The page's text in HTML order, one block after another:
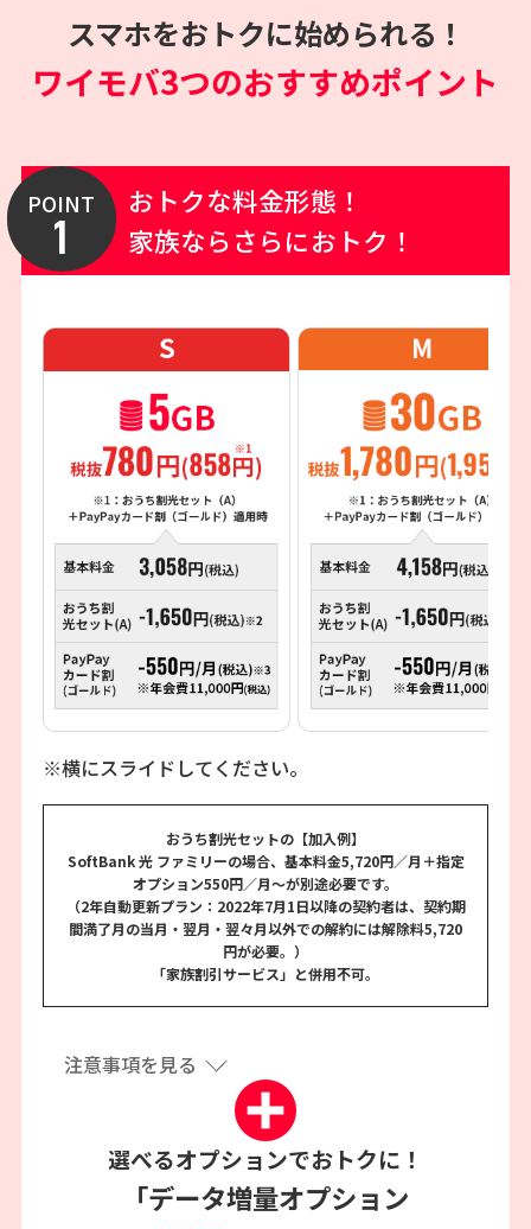
スマホをおトクに始められる！
ワイモバ3つのおすすめポイント
POINT
1
おトクな料金形態！
家族ならさらにおトク！
※横にスライドしてください。
おうち割光セットの【加入例】
SoftBank 光 ファミリーの場合、基本料金5,720円／月＋指定
オプション550円／月～が別途必要です。
（2年自動更新プラン：2022年7月1日以降の契約者は、 契約期
間満了月の当月・翌月・翌々月以外での解約には解除料5,720
円が必要。）
「家族割引サービス」と併用不可。
注意事項を見る
選べるオプションでおトクに！
「データ増量オプション